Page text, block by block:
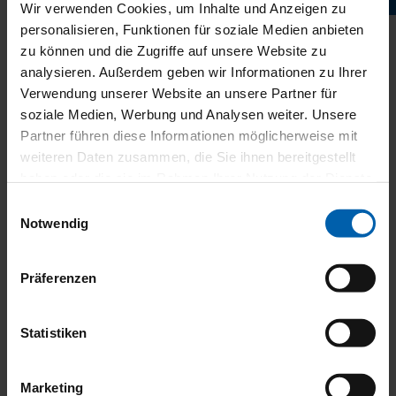
Wir verwenden Cookies, um Inhalte und Anzeigen zu
personalisieren, Funktionen für soziale Medien anbieten
zu können und die Zugriffe auf unsere Website zu
analysieren. Außerdem geben wir Informationen zu Ihrer
Verwendung unserer Website an unsere Partner für
soziale Medien, Werbung und Analysen weiter. Unsere
Partner führen diese Informationen möglicherweise mit
weiteren Daten zusammen, die Sie ihnen bereitgestellt
Notwendig
Präferenzen
Statistiken
Marketing
reißfest, sondern besitzt auch eine Ökotex-Zertifizierung und ist
PVC- sowie halogenfrei. Weiterhin ist er schwer entflammbar
sowie antistatisch und eignet sich ideal für eine feuchte
Umgebung. Die SeaTex Stoffe können bei verschiedenen
innenliegenden Sonnenschutz-Produkten von WAREMA
eingesetzt werden. Erleben Sie Umweltschutz in seiner
schönsten Form!
Beitragsnavigation